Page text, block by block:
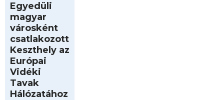
Egyedüli
magyar
városként
csatlakozott
Keszthely az
Európai
Vidéki
Tavak
Hálózatához